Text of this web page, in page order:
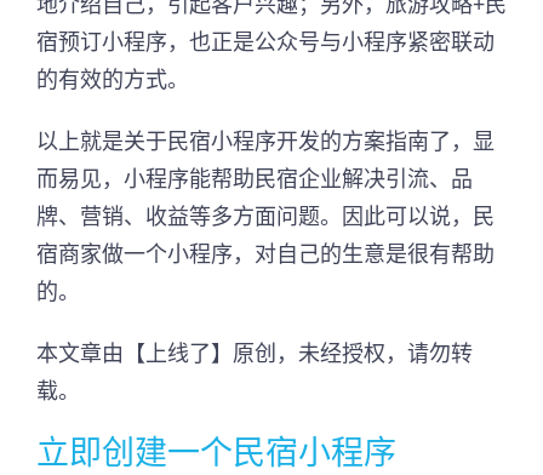
宿预订小程序，也正是公众号与小程序紧密联动
的有效的方式。
以上就是关于民宿小程序开发的方案指南了，显
而易见，小程序能帮助民宿企业解决引流、品
牌、营销、收益等多方面问题。因此可以说，民
宿商家做一个小程序，对自己的生意是很有帮助
的。
本文章由【上线了】原创，未经授权，请勿转
载。
立即创建一个民宿小程序